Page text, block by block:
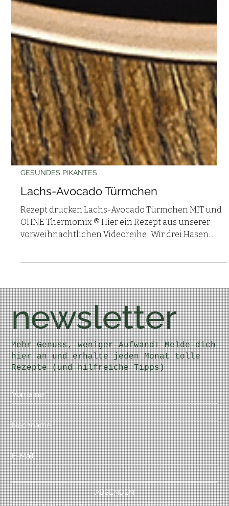
Rezept drucken Lachs-Avocado Türmchen MIT und
OHNE Thermomix ® Hier ein Rezept aus unserer
vorweihnachtlichen Videoreihe! Wir drei Hasen...
newsletter
Mehr Genuss, weniger Aufwand! Melde dich
hier an und erhalte jeden Monat tolle
Rezepte (und hilfreiche Tipps)
Vorname *